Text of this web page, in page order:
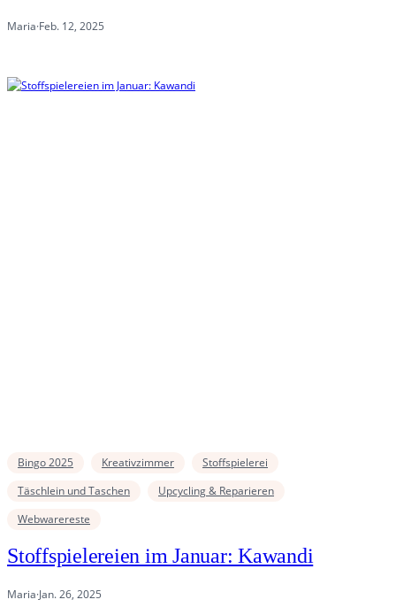
Maria·Feb. 12, 2025
Bingo 2025 Kreativzimmer
Stoffspielerei
Täschlein und Taschen
Upcycling & Reparieren
Webwarereste
Stoffspielereien im Januar: Kawandi
Maria·Jan. 26, 2025